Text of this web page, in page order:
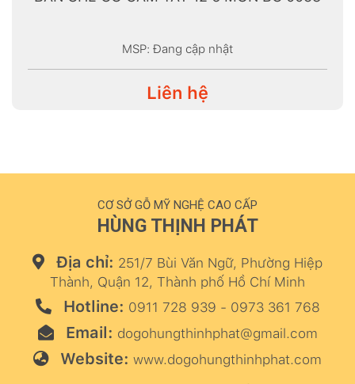
MSP: Đang cập nhật
Liên hệ
CƠ SỞ GỖ MỸ NGHỆ CAO CẤP
HÙNG THỊNH PHÁT
Địa chỉ: 251/7 Bùi Văn Ngữ, Phường Hiệp
Thành, Quận 12, Thành phố Hồ Chí Minh
Hotline: 0911 728 939 - 0973 361 768
Email: dogohungthinhphat@gmail.com
Website: www.dogohungthinhphat.com